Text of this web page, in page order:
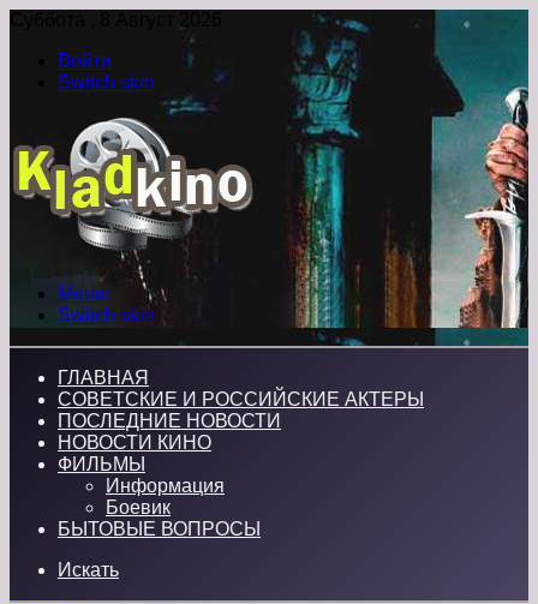
Суббота , 8 Август 2026
Войти
Switch skin
Меню
Switch skin
ГЛАВНАЯ
СОВЕТСКИЕ И РОССИЙСКИЕ АКТЕРЫ
ПОСЛЕДНИЕ НОВОСТИ
НОВОСТИ КИНО
ФИЛЬМЫ
Информация
Боевик
БЫТОВЫЕ ВОПРОСЫ
Искать